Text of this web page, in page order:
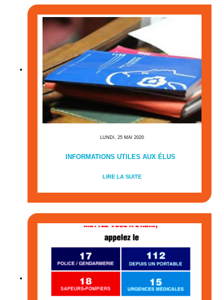
LUNDI, 25 MAI 2020
INFORMATIONS UTILES AUX ÉLUS
LIRE LA SUITE